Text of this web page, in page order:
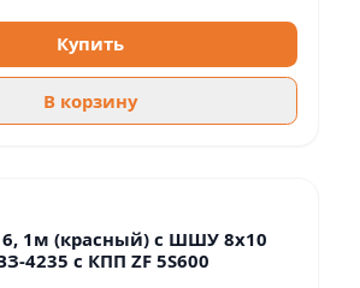
Купить
В корзину
6, 1м (красный) с ШШУ 8х10
4235 с КПП ZF 5S600